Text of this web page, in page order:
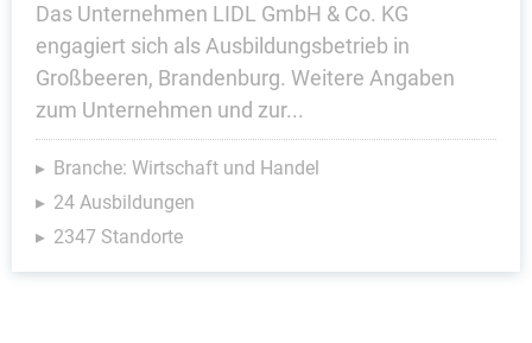
Das Unternehmen LIDL GmbH & Co. KG
engagiert sich als Ausbildungsbetrieb in
Großbeeren, Brandenburg. Weitere Angaben
zum Unternehmen und zur...
Branche: Wirtschaft und Handel
24 Ausbildungen
2347 Standorte